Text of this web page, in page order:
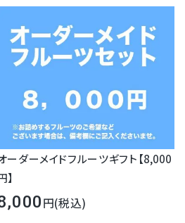
お祝い
ご自宅用
ーダーメイドフルーツギフト【8,000
】
(税込)